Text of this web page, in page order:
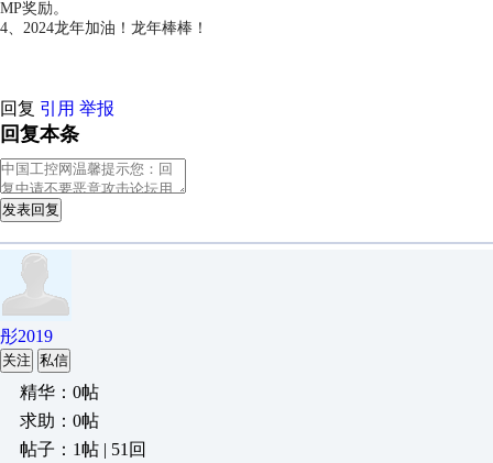
MP奖励。
4、2024龙年加油！龙年棒棒！
回复 引用 举报
回复本条
发表回复
彤2019
关注 私信
精华：0帖
求助：0帖
帖子：1帖 | 51回